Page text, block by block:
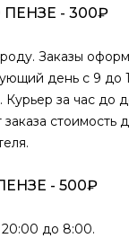
- 300₽
Заказы
день с 9 до
за час до
стоимость
- 500₽
20:00 до 8:00.